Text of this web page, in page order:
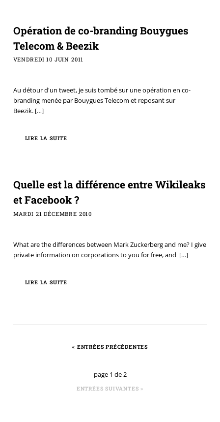
Opération de co-branding Bouygues
Telecom & Beezik
VENDREDI 10 JUIN 2011
Au détour d'un tweet, je suis tombé sur une opération en co-
branding menée par Bouygues Telecom et reposant sur
Beezik.[…]
LIRE LA SUITE
Quelle est la différence entre Wikileaks
et Facebook ?
MARDI 21 DÉCEMBRE 2010
What are the differences between Mark Zuckerberg and me? I give
private information on corporations to you for free, and […]
LIRE LA SUITE
« ENTRÉES PRÉCÉDENTES
page 1 de 2
ENTRÉES SUIVANTES »